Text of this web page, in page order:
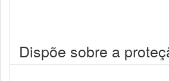
Dispõe sobre a